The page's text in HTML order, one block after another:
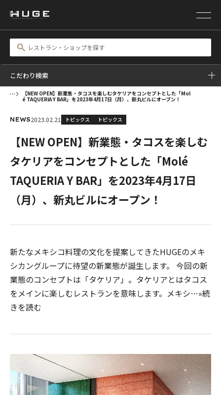
こだわり検索
【NEW OPEN】新業態・タコスを楽しむタケリアをコンセプトとした「Mol
é TAQUERIA Y BAR」を2023年4月17日（月）、新丸ビルにオープン！
NEWS2023.02.21 トピックス トピックス
【NEW OPEN】新業態・タコスを楽しむ
タケリアをコンセプトとした「Molé
TAQUERIA Y BAR」を2023年4月17日
（月）、新丸ビルにオープン！
新たなメキシコ料理の文化を提案してきたHUGEのメキ
シカングループに待望の新業態が誕生します。 今回の新
業態のコンセプトは「タケリア」。タケリアとはタコス
をメインに楽しむレストランを意味します。メキシ…»続
きを読む